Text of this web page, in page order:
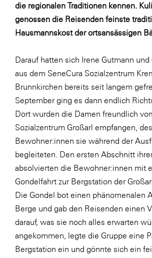
Heimat Österreich
ikp
JELD-WEN DANA
kosaplaner
LAT Nitrogen
Libro
Lidl Österreich
Die Menü-Manufaktur
MTH Retail Group
OMV
OptimaMed
PAGRO
PHH Rechtsanwält:innen
die regionalen Traditionen kennen.
genossen die Reisenden feinste
Hausmannskost der ortsansässigen
Darauf hatten sich Irene Gutmann
aus dem SeneCura Sozialzentrum
Brunnkirchen bereits seit langem
September ging es dann endlich
Dort wurden die Damen freundlich
Sozialzentrum Großarl empfangen,
Bewohner:innen sie während der
begleiteten. Den ersten Abschnitt
absolvierten die Bewohner:innen mit
Gondelfahrt zur Bergstation der
Die Gondel bot einen phänomenalen
Berge und gab den Reisenden einen
darauf, was sie noch alles erwarten
angekommen, legte die Gruppe eine
Bergstation ein und gönnte sich ein